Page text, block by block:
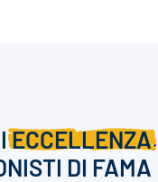
ECCELLENZA,
DI FAMA